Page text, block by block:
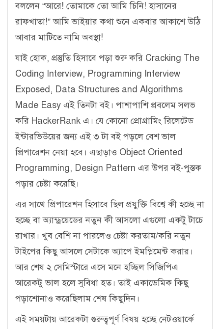
বললেন “আরে! তোমাকে তো আমি চিনি! হাসানের
রাফখাতা!” আমি ভাইয়ার কথা শুনে একবার আকাশে উঠি
আবার মাটিতে নামি অবস্থা!
যাই হোক, প্রস্তুতি হিসাবে পড়া শুরু করি Cracking The
Coding Interview, Programming Interview
Exposed, Data Structures and Algorithms
Made Easy এই তিনটা বই। পাশাপাশি প্রবলেম সলভ
করি HackerRank এ। যে কোনো প্রোগ্রামিং রিলেটেড
ইন্টারভিউয়ের জন্য এই ৩ টা বই পড়লে বেশ ভাল
প্রিপারেশন নেয়া হবে। এছাড়াও Object Oriented
Programming, Design Pattern এর উপর বই-পুস্তক
পড়ার চেষ্টা করেছি।
এর সাথে প্রিপারেশন হিসাবে ছিল প্রযুক্তি বিশ্বে কী হচ্ছে না
হচ্ছে বা অ্যান্ড্রয়েডের নতুন কী আসলো এগুলো একটু টাচে
রাখার। খুব বেশি না পারলেও চেষ্টা করতাম/করি নতুন
টাইপের কিছু আসলে সেটাকে অ্যাপে ইমপ্লিমেন্ট করার।
আর শেষ ২ সেমিস্টারে এসে মনে হচ্ছিল সিজিপিএ
আরেকটু ভাল হলে সুবিধা হত। তাই একাডেমিক কিছু
পড়াশোনাও করেছিলাম শেষ কিছুদিন।
এই সময়টায় আরেকটা গুরুত্বপূর্ণ বিষয় হচ্ছে নেটওয়ার্কে